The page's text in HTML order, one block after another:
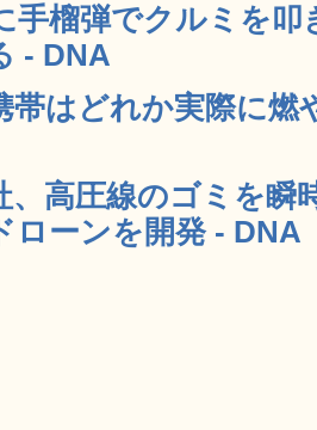
手榴弾でクルミを
- DNA
帯はどれか実際に燃
、高圧線のゴミを瞬
ローンを開発 - DNA